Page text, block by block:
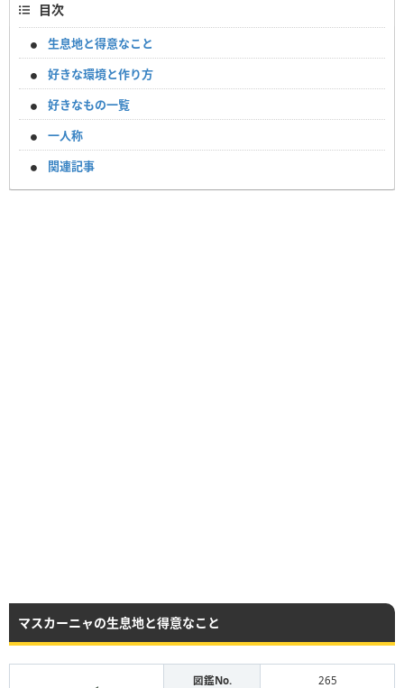
目次
生息地と得意なこと
好きな環境と作り方
好きなもの一覧
一人称
関連記事
マスカーニャの生息地と得意なこと
図鑑No. 265